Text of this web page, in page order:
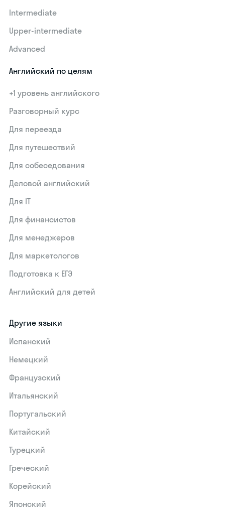
Intermediate
Upper-intermediate
Advanced
Английский по целям
+1 уровень английского
Разговорный курс
Для переезда
Для путешествий
Для собеседования
Деловой английский
Для IT
Для финансистов
Для менеджеров
Для маркетологов
Подготовка к ЕГЭ
Английский для детей
Другие языки
Испанский
Немецкий
Французский
Итальянский
Португальский
Китайский
Турецкий
Греческий
Корейский
Японский